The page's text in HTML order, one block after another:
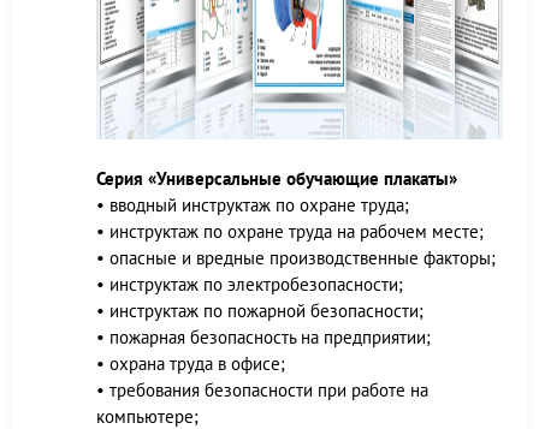
Серия «Универсальные обучающие плакаты»
• вводный инструктаж по охране труда;
• инструктаж по охране труда на рабочем месте;
• опасные и вредные производственные факторы;
• инструктаж по электробезопасности;
• инструктаж по пожарной безопасности;
• пожарная безопасность на предприятии;
• охрана труда в офисе;
• требования безопасности при работе на
компьютере;